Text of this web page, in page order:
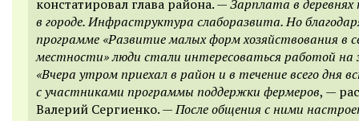
констатировал глава района. —Зарплата в
в городе. Инфраструктура слаборазвита. Но
программе «Развитие малых форм хозяйствования в
местности» люди стали интересоваться работой на
«Вчера утром приехал в район и в течение всего дня
с участниками программы поддержки фермеров, —
Валерий Сергиенко. —После общения с ними